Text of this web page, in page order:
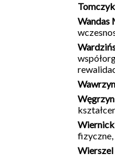
Wandas
Wierszel